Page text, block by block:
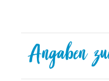
Angaben